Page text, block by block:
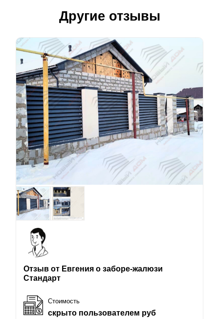
Другие отзывы
Отзыв от Евгения о заборе-жалюзи
Стандарт
Стоимость
скрыто пользователем руб